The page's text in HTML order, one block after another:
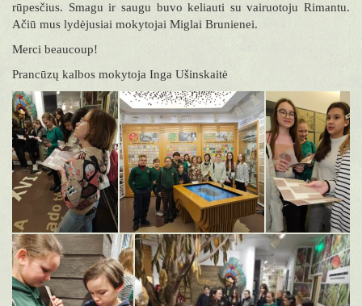
rūpesčius. Smagu ir saugu buvo keliauti su vairuotoju Rimantu.
Ačiū mus lydėjusiai mokytojai Miglai Brunienei.
Merci beaucoup!
Prancūzų kalbos mokytoja Inga Ušinskaitė